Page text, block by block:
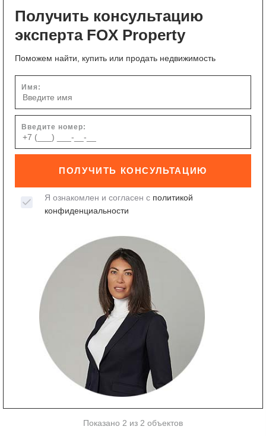
Получить консультацию
эксперта FOX Property
Поможем найти, купить или продать недвижимость
Имя:
Введите номер:
ПОЛУЧИТЬ КОНСУЛЬТАЦИЮ
Я ознакомлен и согласен с политикой
конфиденциальности
Показано 2 из 2 объектов